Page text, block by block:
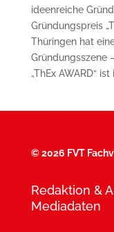
ideenreiche
Gründungspreis
Thüringen hat
Gründungsszene
„ThEx AWARD“
©2026 FVT
Redaktion &
Mediadaten